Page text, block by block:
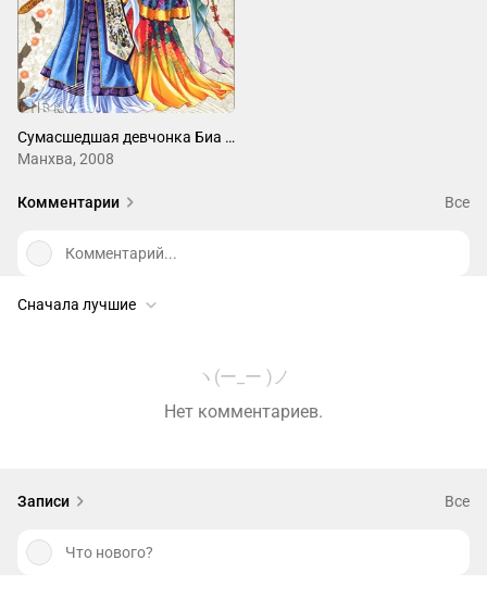
Сумасшедшая девчонка Биа Син
Манхва, 2008
Комментарии Все
Комментарий...
Сначала лучшие
ヽ(ー_ー )ノ
Нет комментариев.
Записи Все
Что нового?